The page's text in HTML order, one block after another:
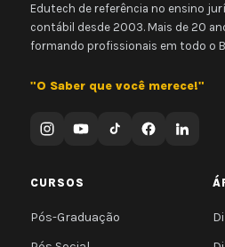
Edutech de referência no ensino
contábil desde 2003. Mais de 20
formando profissionais em todo o
"O Saber que você merece!"
CURSOS
Pós-Graduação